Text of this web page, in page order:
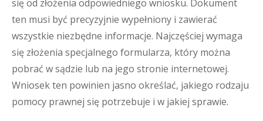
się od złożenia odpowiedniego wniosku. Dokument
ten musi być precyzyjnie wypełniony i zawierać
wszystkie niezbędne informacje. Najczęściej wymaga
się złożenia specjalnego formularza, który można
pobrać w sądzie lub na jego stronie internetowej.
Wniosek ten powinien jasno określać, jakiego rodzaju
pomocy prawnej się potrzebuje i w jakiej sprawie.